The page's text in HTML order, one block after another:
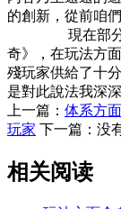
的創新，從前咱
現在部分網頁
奇》，在玩法方
殘玩家供給了十
是對此說法我深
上一篇： 体系方
玩家 下一篇：没
相关阅读